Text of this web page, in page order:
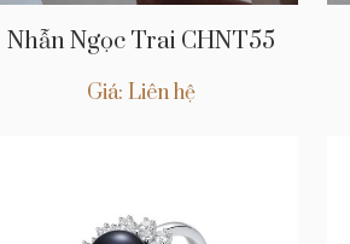
Nhẫn Ngọc Trai CHNT55
Giá: Liên hệ